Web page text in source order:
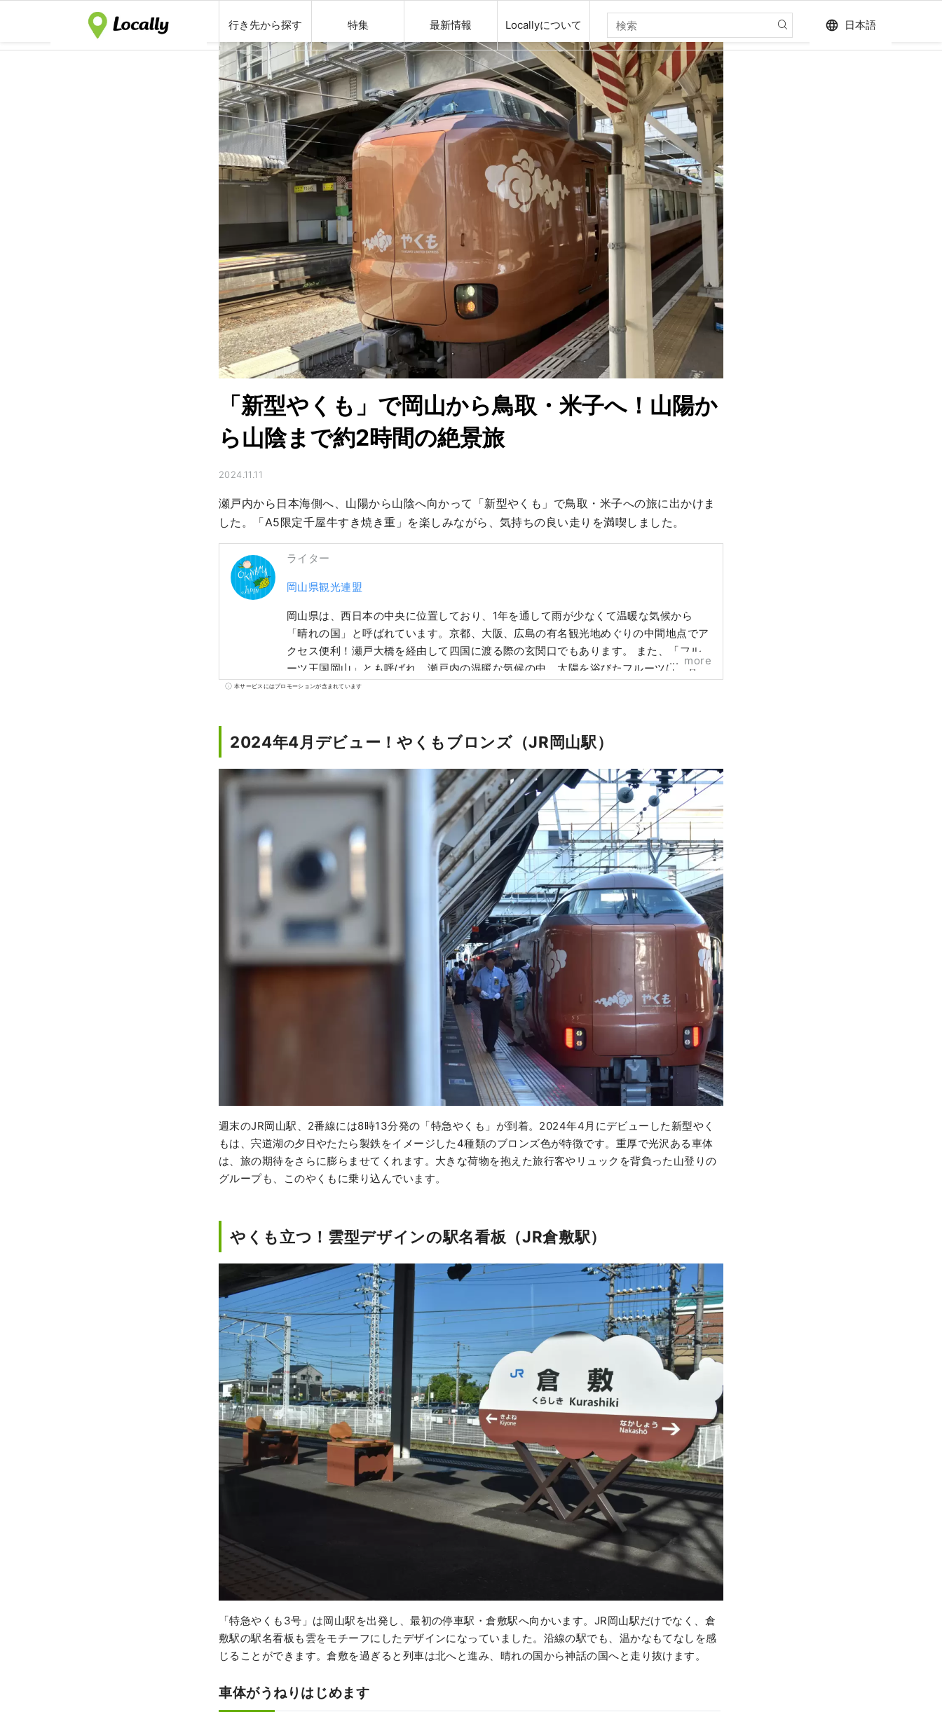
行き先から探す 特集 最新情報 Locallyについて language 日本語
「新型やくも」で岡山から鳥取・米子へ！山陽か
ら山陰まで約2時間の絶景旅
2024.11.11
瀬戸内から日本海側へ、山陽から山陰へ向かって「新型やくも」で鳥取・米子への旅に出かけま
した。「A5限定千屋牛すき焼き重」を楽しみながら、気持ちの良い走りを満喫しました。
ライター
岡山県観光連盟
岡山県は、西日本の中央に位置しており、1年を通して雨が少なくて温暖な気候から
「晴れの国」と呼ばれています。京都、大阪、広島の有名観光地めぐりの中間地点でア
クセス便利！瀬戸大橋を経由して四国に渡る際の玄関口でもあります。 また、「フル
ーツ王国岡山」とも呼ばれ、瀬戸内の温暖な気候の中、太陽を浴びたフルーツは、甘
さ、香り、味ともに最高品質。 白桃をはじめ、マスカットやピオーネなど、旬のフル
more
本サービスにはプロモーションが含まれています
2024年4月デビュー！やくもブロンズ（JR岡山駅）
週末のJR岡山駅、2番線には8時13分発の「特急やくも」が到着。2024年4月にデビューした新型やく
もは、宍道湖の夕日やたたら製鉄をイメージした4種類のブロンズ色が特徴です。重厚で光沢ある車体
は、旅の期待をさらに膨らませてくれます。大きな荷物を抱えた旅行客やリュックを背負った山登りの
グループも、このやくもに乗り込んでいます。
やくも立つ！雲型デザインの駅名看板（JR倉敷駅）
「特急やくも3号」は岡山駅を出発し、最初の停車駅・倉敷駅へ向かいます。JR岡山駅だけでなく、倉
敷駅の駅名看板も雲をモチーフにしたデザインになっていました。沿線の駅でも、温かなもてなしを感
じることができます。倉敷を過ぎると列車は北へと進み、晴れの国から神話の国へと走り抜けます。
車体がうねりはじめます